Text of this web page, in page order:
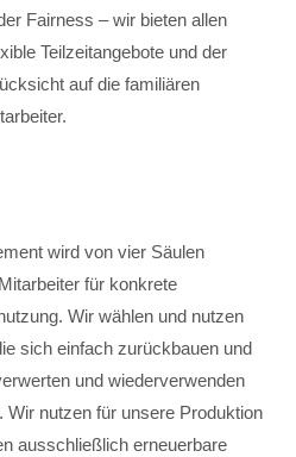
Fairness – wir bieten allen
Teilzeitangebote und der
auf die familiären
wird von vier Säulen
für konkrete
Wir wählen und nutzen
sich einfach zurückbauen und
und wiederverwenden
Wir nutzen für unsere Produktion
ausschließlich erneuerbare